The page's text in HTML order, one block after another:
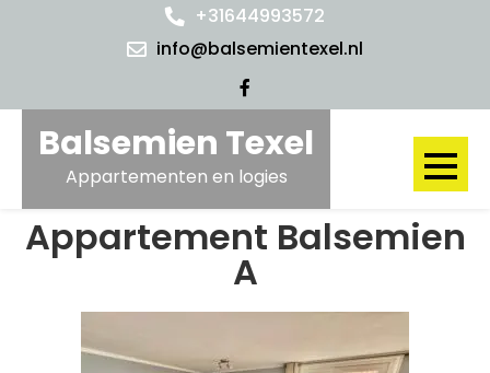
+31644993572
info@balsemientexel.nl
Balsemien Texel
Appartementen en logies
Appartement Balsemien
A